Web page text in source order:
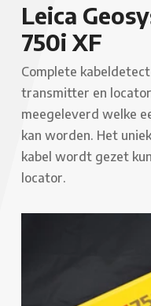
Leica
750i XF
Complete
transmitter en
meegeleverd welke
kan worden. Het
kabel wordt gezet
locator.